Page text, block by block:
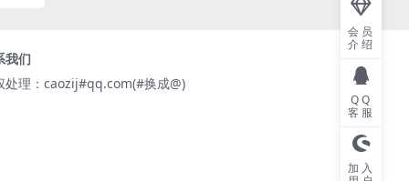
我们
处理：caozij#qq.com(#换成@)
会员
介绍
QQ
客服
加入